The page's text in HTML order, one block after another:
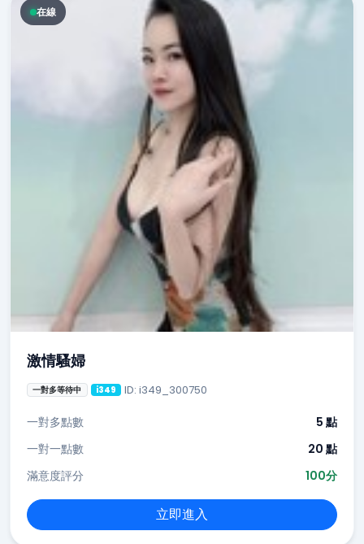
在線
激情騷婦
一對多等待中 i349 ID: i349_300750
一對多點數
5 點
一對一點數
20 點
滿意度評分
100分
立即進入